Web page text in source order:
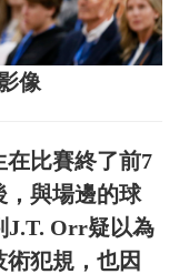
像
在比賽終了前7
，與場邊的球
J.T. Orr疑以為
犯規，也因